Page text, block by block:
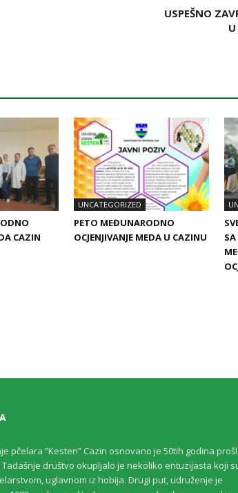
USPEŠNO
CAZIN
UNCATEGORIZED
PETO MEĐUNARODNO
OCJENJIVANJE MEDA U CAZINU
pčelara ”Kesten” Cazin osnovano je 50tih godina
Tadašnje društvo okupljalo je nekoliko entuzijasta koji
uglavnom iz hobija. Drugi put, udruženje je